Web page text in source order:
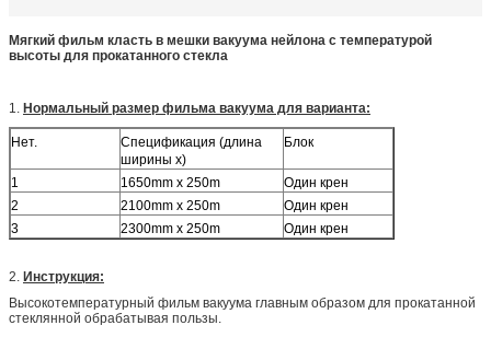
Мягкий фильм класть в мешки вакуума нейлона с температурой
высоты для прокатанного стекла
1. Нормальный размер фильма вакуума для варианта:
Нет.
Спецификация (длина
ширины x)
Блок
1 1650mm x 250m
Один крен
2
2100mm x 250m
Один крен
3
2300mm x 250m Один крен
2. Инструкция:
Высокотемпературный фильм вакуума главным образом для прокатанной
стеклянной обрабатывая пользы.